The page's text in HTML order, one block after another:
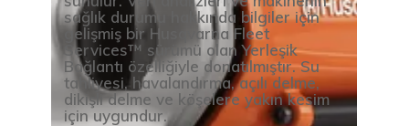
sağlık durumu hakkında bilgiler için
gelişmiş bir Husqvarna Fleet
Services™ sürümü olan Yerleşik
Bağlantı özelliğiyle donatılmıştır. Su
tahliyesi, havalandırma, açılı delme,
dikişli delme ve köşelere yakın kesim
için uygundur.